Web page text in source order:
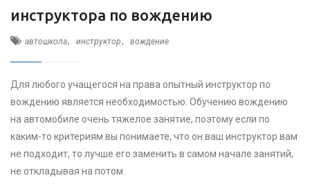
инструктора по вождению
автошкола, инструктор, вождение
Для любого учащегося на права опытный инструктор по
вождению является необходимостью. Обучению вождению
на автомобиле очень тяжелое занятие, поэтому если по
каким-то критериям вы понимаете, что он ваш инструктор вам
не подходит, то лучше его заменить в самом начале занятий,
не откладывая на потом.